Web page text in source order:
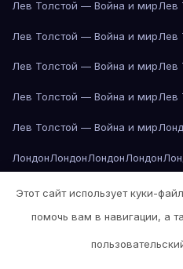
Лев Толстой — Война и мирЛев
Лев Толстой — Война и мирЛев
Лев Толстой — Война и мирЛев
Лев Толстой — Война и мирЛев
Лев Толстой — Война и мир
ЛондонЛондонЛондонЛондон
Лондон Лондон Лос-Анджелес
Лос-АнджелесЛос-Анджелес
Лос-Анджелес
Этот сайт использует куки-
помочь вам в навигации, а